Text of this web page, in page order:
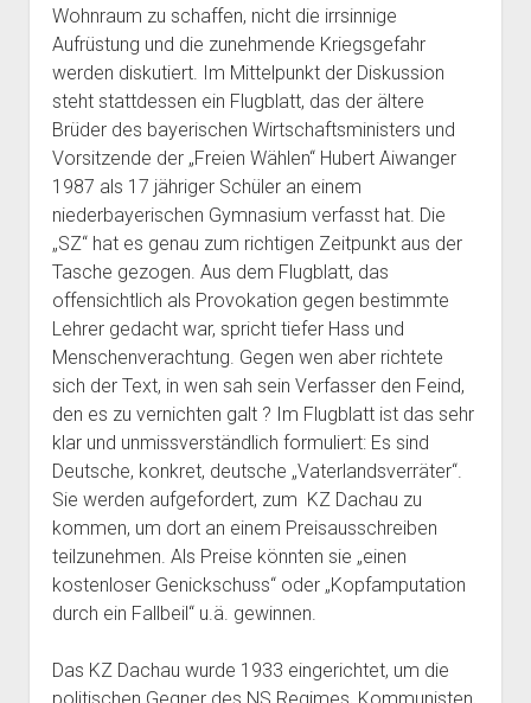
Wohnraum zu schaffen, nicht die irrsinnige
Aufrüstung und die zunehmende Kriegsgefahr
werden diskutiert. Im Mittelpunkt der Diskussion
steht stattdessen ein Flugblatt, das der ältere
Brüder des bayerischen Wirtschaftsministers und
Vorsitzende der „Freien Wählen“ Hubert Aiwanger
1987 als 17 jähriger Schüler an einem
niederbayerischen Gymnasium verfasst hat. Die
„SZ“ hat es genau zum richtigen Zeitpunkt aus der
Tasche gezogen. Aus dem Flugblatt, das
offensichtlich als Provokation gegen bestimmte
Lehrer gedacht war, spricht tiefer Hass und
Menschenverachtung. Gegen wen aber richtete
sich der Text, in wen sah sein Verfasser den Feind,
den es zu vernichten galt ? Im Flugblatt ist das sehr
klar und unmissverständlich formuliert: Es sind
Deutsche, konkret, deutsche „Vaterlandsverräter“.
Sie werden aufgefordert, zum KZ Dachau zu
kommen, um dort an einem Preisausschreiben
teilzunehmen. Als Preise könnten sie „einen
kostenloser Genickschuss“ oder „Kopfamputation
durch ein Fallbeil“ u.ä. gewinnen.
Das KZ Dachau wurde 1933 eingerichtet, um die